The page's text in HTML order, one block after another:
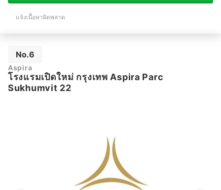
แจ้งเนื้อหาผิดพลาด
No.6
Aspira
โรงแรมเปิดใหม่ กรุงเทพ Aspira Parc
Sukhumvit 22